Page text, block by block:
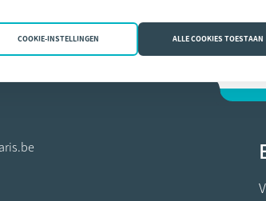
COOKIE-INSTELLINGEN ALLE COOKIES TOESTAAN